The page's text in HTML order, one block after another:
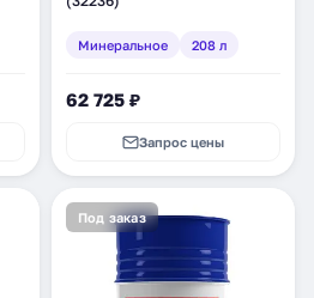
Минеральное 208 л
62 725 ₽
Запрос цены
Под заказ